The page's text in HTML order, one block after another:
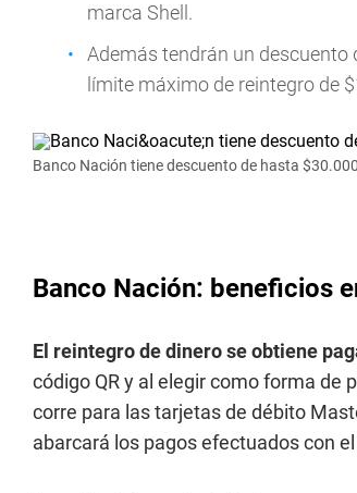
marca Shell.
Además tendrán un descuento
límite máximo de reintegro de
Banco Nación tiene descuento de hasta
Banco Nación: beneficios
El reintegro de dinero se obtiene
código QR y al elegir como forma de
corre para las tarjetas de débito
abarcará los pagos efectuados con